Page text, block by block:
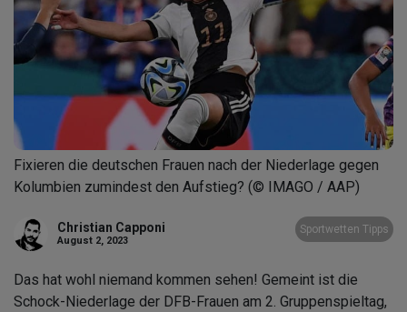
Fixieren die deutschen Frauen nach der Niederlage gegen
Kolumbien zumindest den Aufstieg? (© IMAGO / AAP)
Christian Capponi
August 2, 2023
Sportwetten Tipps
Das hat wohl niemand kommen sehen! Gemeint ist die
Schock-Niederlage der DFB-Frauen am 2. Gruppenspieltag,